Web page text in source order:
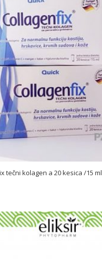
tečni kolagen a 20 kesica /15 ml